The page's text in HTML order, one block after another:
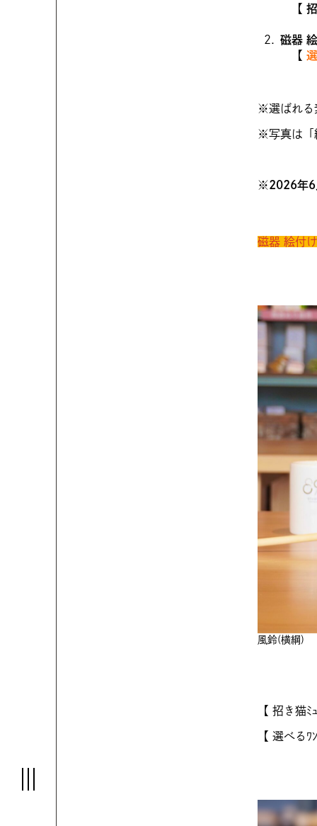
【 招
磁器
【
※選ばれる
※写真は「
※2026年6
磁器 絵付
風鈴(横綱)
【 招き猫
【 選べる